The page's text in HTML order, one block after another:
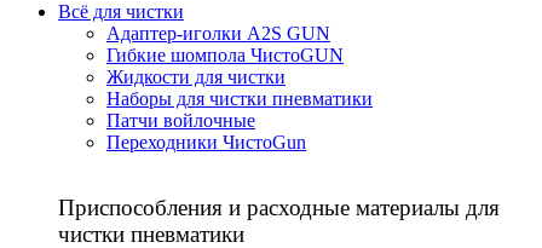
Всё для чистки
Адаптер-иголки A2S GUN
Гибкие шомпола ЧистоGUN
Жидкости для чистки
Наборы для чистки пневматики
Патчи войлочные
Переходники ЧистоGun
Приспособления и расходные материалы для
чистки пневматики